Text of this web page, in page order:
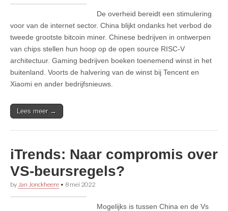
De overheid bereidt een stimulering
voor van de internet sector. China blijkt ondanks het verbod de
tweede grootste bitcoin miner. Chinese bedrijven in ontwerpen
van chips stellen hun hoop op de open source RISC-V
architectuur. Gaming bedrijven boeken toenemend winst in het
buitenland. Voorts de halvering van de winst bij Tencent en
Xiaomi en ander bedrijfsnieuws.
Lees meer →
iTrends: Naar compromis over
VS-beursregels?
by Jan Jonckheere • 8 mei 2022
Mogelijks is tussen China en de Vs